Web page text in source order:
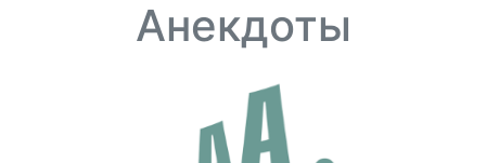
Анекдоты